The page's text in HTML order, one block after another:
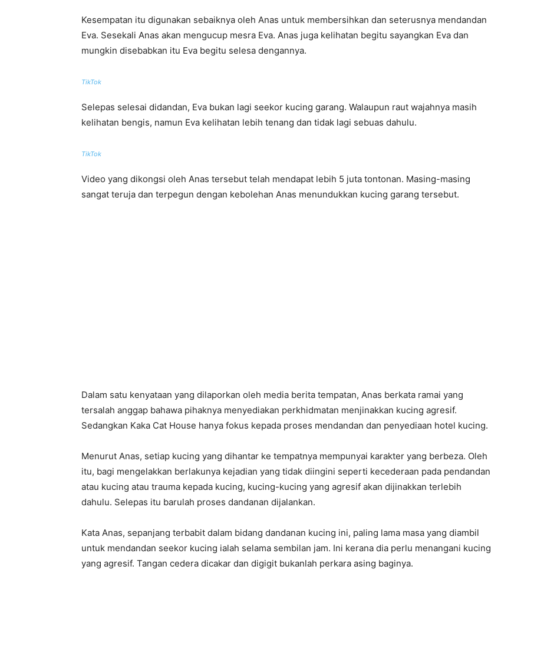
Kesempatan itu digunakan sebaiknya oleh Anas untuk membersihkan dan seterusnya mendandan
Eva. Sesekali Anas akan mengucup mesra Eva. Anas juga kelihatan begitu sayangkan Eva dan
mungkin disebabkan itu Eva begitu selesa dengannya.
TikTok
Selepas selesai didandan, Eva bukan lagi seekor kucing garang. Walaupun raut wajahnya masih
kelihatan bengis, namun Eva kelihatan lebih tenang dan tidak lagi sebuas dahulu.
TikTok
Video yang dikongsi oleh Anas tersebut telah mendapat lebih 5 juta tontonan. Masing-masing
sangat teruja dan terpegun dengan kebolehan Anas menundukkan kucing garang tersebut.
Dalam satu kenyataan yang dilaporkan oleh media berita tempatan, Anas berkata ramai yang
tersalah anggap bahawa pihaknya menyediakan perkhidmatan menjinakkan kucing agresif.
Sedangkan Kaka Cat House hanya fokus kepada proses mendandan dan penyediaan hotel kucing.
Menurut Anas, setiap kucing yang dihantar ke tempatnya mempunyai karakter yang berbeza. Oleh
itu, bagi mengelakkan berlakunya kejadian yang tidak diingini seperti kecederaan pada pendandan
atau kucing atau trauma kepada kucing, kucing-kucing yang agresif akan dijinakkan terlebih
dahulu. Selepas itu barulah proses dandanan dijalankan.
Kata Anas, sepanjang terbabit dalam bidang dandanan kucing ini, paling lama masa yang diambil
untuk mendandan seekor kucing ialah selama sembilan jam. Ini kerana dia perlu menangani kucing
yang agresif. Tangan cedera dicakar dan digigit bukanlah perkara asing baginya.